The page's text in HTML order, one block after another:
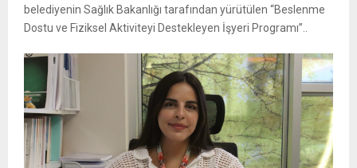
belediyenin Sağlık Bakanlığı tarafından yürütülen “Beslenme
Dostu ve Fiziksel Aktiviteyi Destekleyen İşyeri Programı”..